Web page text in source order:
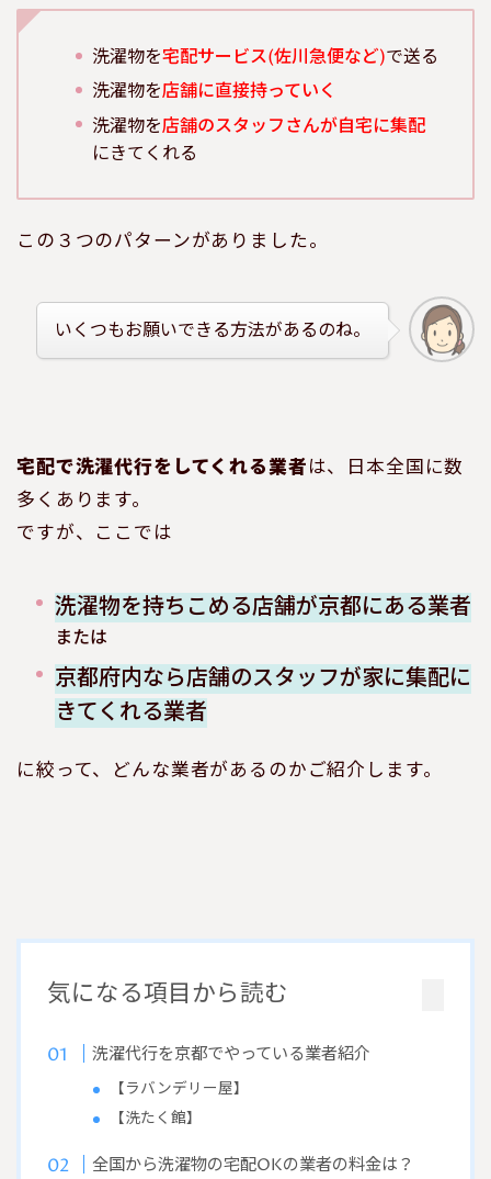
洗濯物を宅配サービス(佐川急便など)で送る
洗濯物を店舗に直接持っていく
洗濯物を店舗のスタッフさんが自宅に集配
にきてくれる
この３つのパターンがありました。
いくつもお願いできる方法があるのね。
宅配で洗濯代行をしてくれる業者は、日本全国に数
多くあります。
ですが、ここでは
洗濯物を持ちこめる店舗が京都にある業者
または
京都府内なら店舗のスタッフが家に集配に
きてくれる業者
に絞って、どんな業者があるのかご紹介します。
気になる項目から読む
洗濯代行を京都でやっている業者紹介
【ラバンデリー屋】
【洗たく館】
全国から洗濯物の宅配OKの業者の料金は？